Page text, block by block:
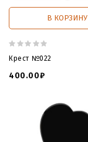
В КОРЗИНУ
Крест №022
400.00₽